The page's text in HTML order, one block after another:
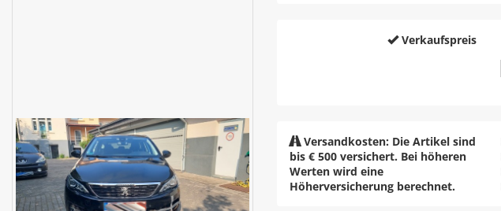
Verkaufspreis
Versandkosten: Die Artikel sind
bis € 500 versichert. Bei höheren
Werten wird eine
Höherversicherung berechnet.